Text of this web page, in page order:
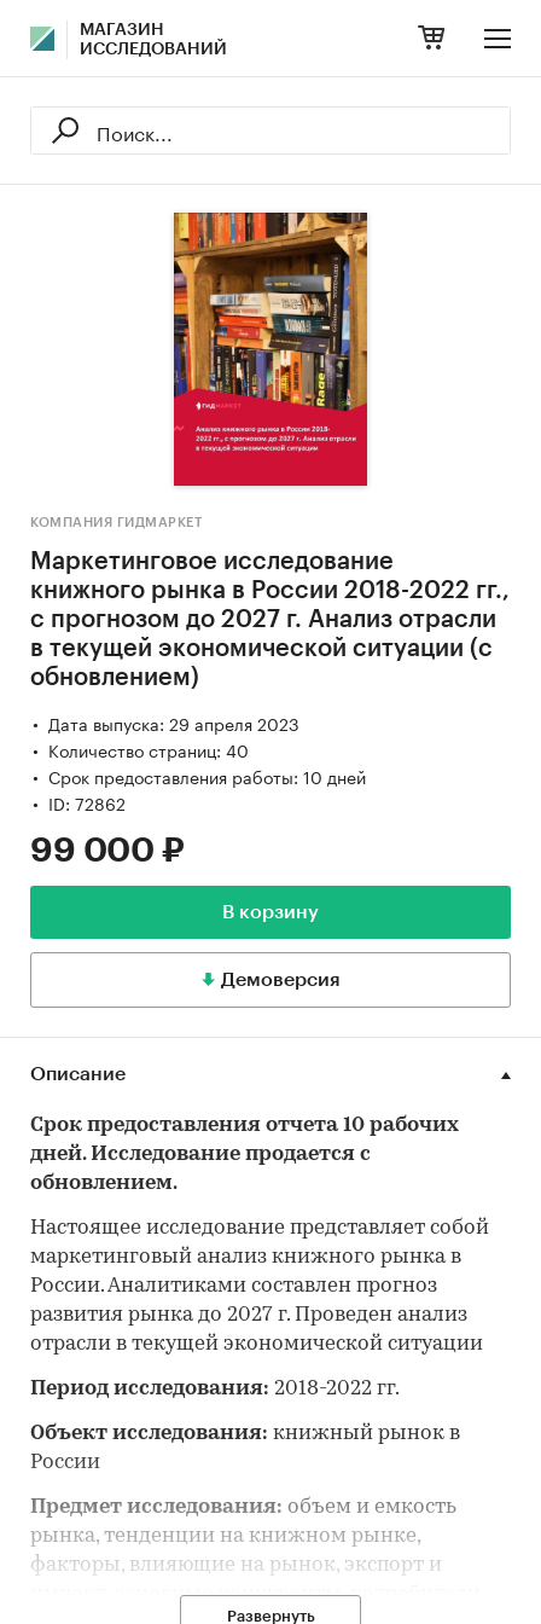
МАГАЗИН
ИССЛЕДОВАНИЙ
КОМПАНИЯ ГИДМАРКЕТ
Маркетинговое исследование
книжного рынка в России 2018-2022 гг.,
с прогнозом до 2027 г. Анализ отрасли
в текущей экономической ситуации (с
обновлением)
Дата выпуска: 29 апреля 2023
Количество страниц: 40
Срок предоставления работы: 10 дней
ID: 72862
99 000 ₽
В корзину
Демоверсия
Описание
Срок предоставления отчета 10 рабочих
дней. Исследование продается с
обновлением.
Настоящее исследование представляет собой
маркетинговый анализ книжного рынка в
России. Аналитиками составлен прогноз
развития рынка до 2027 г. Проведен анализ
отрасли в текущей экономической ситуации
Период исследования: 2018-2022 гг.
Объект исследования: книжный рынок в
России
Предмет исследования: объем и емкость
рынка, тенденции на книжном рынке,
факторы, влияющие на рынок, экспорт и
импорт, основные конкуренты, потребители,
Развернуть